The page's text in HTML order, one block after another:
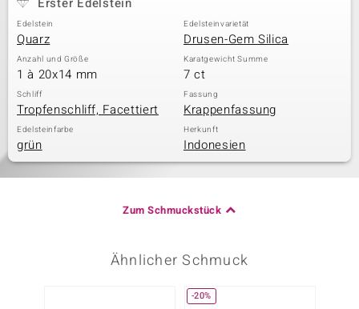
Edelstein
Quarz
Edelsteinvarietät
Drusen-Gem Silica
Anzahl und Größe
1 à 20x14 mm
Karatgewicht Summe
7 ct
Schliff
Tropfenschliff, Facettiert
Fassung
Krappenfassung
Edelsteinfarbe
grün
Herkunft
Indonesien
Zum Schmuckstück
Ähnlicher Schmuck
-20%